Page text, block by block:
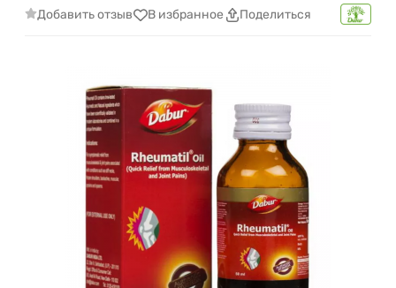
Добавить отзыв В избранное Поделиться